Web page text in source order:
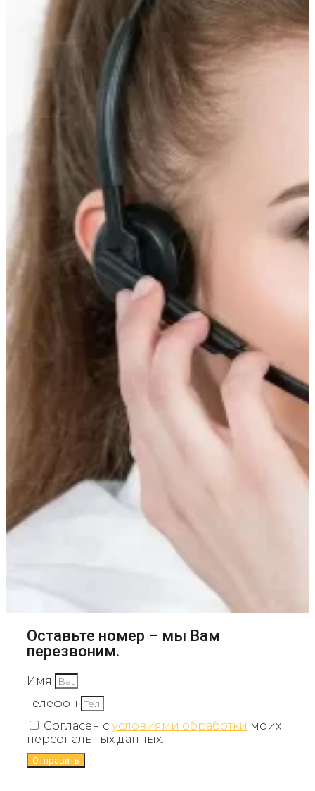
Оставьте номер – мы Вам
перезвоним.
Имя
Телефон
Согласен с условиями обработки моих
персональных данных.
Отправить